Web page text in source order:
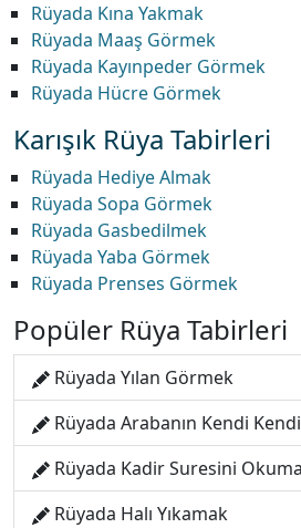
Rüyada Kına Yakmak
Rüyada Maaş Görmek
Rüyada Kayınpeder Görmek
Rüyada Hücre Görmek
Karışık Rüya Tabirleri
Rüyada Hediye Almak
Rüyada Sopa Görmek
Rüyada Gasbedilmek
Rüyada Yaba Görmek
Rüyada Prenses Görmek
Popüler Rüya Tabirleri
Rüyada Yılan Görmek
Rüyada Arabanın Kendi
Rüyada Kadir Suresini
Rüyada Halı Yıkamak